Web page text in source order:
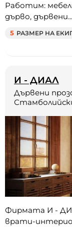
Работим:
дърво, дървени...
5 РАЗМЕР НА
И - ДИАЛ
Дървени
Фирмата И -
врати-